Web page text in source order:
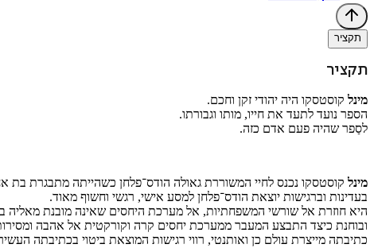
תקציר
תקציר
מינל קוסטסקו היה יהודי זקן וחכם.
הספר נועד לתעד את חייו, מותו וגבורתו.
לסַפר שהיה פעם אדם כזה.
מינל קוסטסקו נכנס לחיי המשוררת גאולה הודס־פלחן כשהייתה מתבגרת
בעדינות וברגישות יוצאת הודס־פלחן למסע אישי, רגשי וחשוף מאוד.
היא חוזרת אל שורשי המשפחתיות, אל מערכת היחסים שאינה מובנת מאליה
ובוחנת כיצד התבצע המעבר ממערכת יחסים קרה וקורקטית אל אהבה
כתיבתה מייצרת עולם כן ואותנטי, רווי רגישות המוצאת ביטוי בכתיבתה